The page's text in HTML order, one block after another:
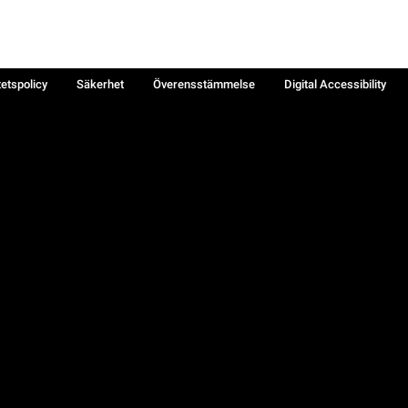
Säkerhet Överensstämmelse
Digital Accessibility